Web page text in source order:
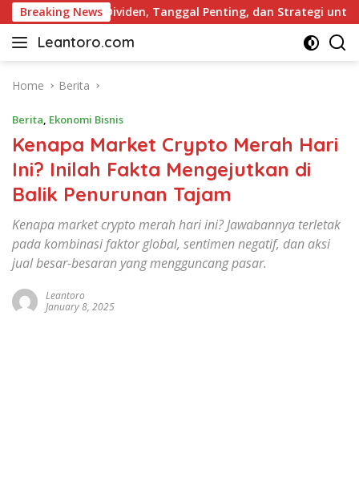
Skip
to
content
Breaking News
Daftar Dividen, Tanggal Penting, dan Strategi untuk
Leantoro.com
Jasa
Artikel,
dan
Digital
Marketing
–
Ciptakan
Membangun
Citra
Home Berita
Berita, Ekonomi Bisnis
Kenapa Market Crypto Merah Hari
Ini? Inilah Fakta Mengejutkan di
Balik Penurunan Tajam
Kenapa market crypto merah hari ini? Jawabannya terletak
pada kombinasi faktor global, sentimen negatif, dan aksi
jual besar-besaran yang mengguncang pasar.
Leantoro
January 8, 2025